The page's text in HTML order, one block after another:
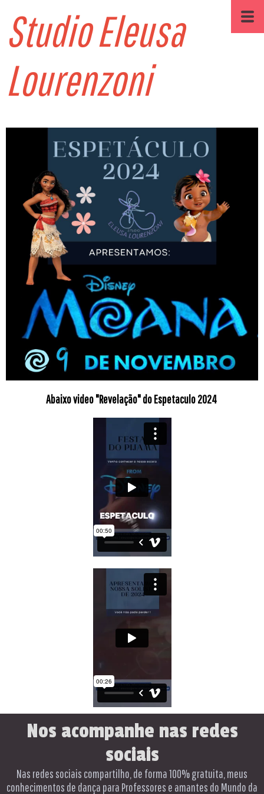
Studio Eleusa
Lourenzoni
Abaixo video "Revelação" do Espetaculo 2024
Nos acompanhe nas redes
sociais
Nas redes sociais compartilho, de forma 100% gratuita, meus
conhecimentos de dança para Professores e amantes do Mundo da